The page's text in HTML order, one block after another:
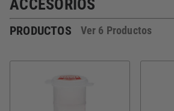
ACCESORIOS
PRODUCTOS Ver 6 Productos